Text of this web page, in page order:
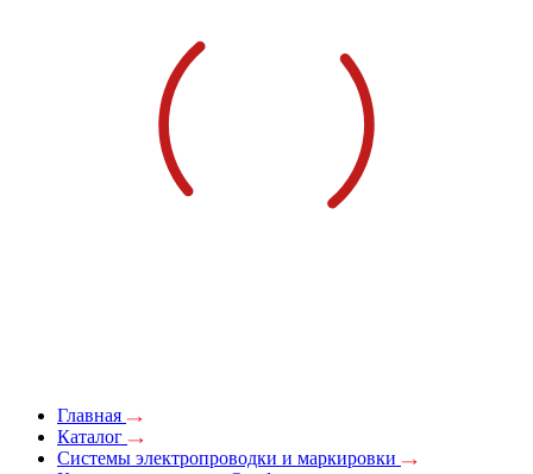
Главная
Каталог
Системы электропроводки и маркировки